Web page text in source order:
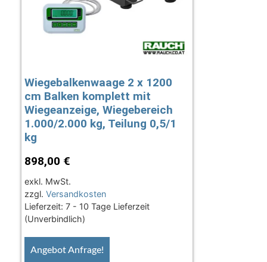
Wiegebalkenwaage 2 x 1200
cm Balken komplett mit
Wiegeanzeige, Wiegebereich
1.000/2.000 kg, Teilung 0,5/1
kg
898,00 €
exkl. MwSt.
zzgl. Versandkosten
Lieferzeit: 7 - 10 Tage Lieferzeit
(Unverbindlich)
Angebot Anfrage!